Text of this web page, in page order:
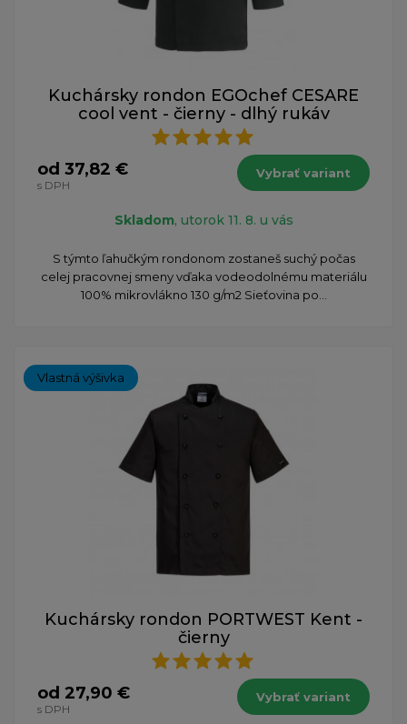
Kuchársky rondon EGOchef CESARE
cool vent - čierny - dlhý rukáv
od 37,82 €
s DPH
Vybrať variant
Skladom, utorok 11. 8. u vás
S týmto ľahučkým rondonom zostaneš suchý počas
celej pracovnej smeny vďaka vodeodolnému materiálu
100% mikrovlákno 130 g/m2 Sieťovina po...
Vlastná výšivka
Kuchársky rondon PORTWEST Kent -
čierny
od 27,90 €
s DPH
Vybrať variant